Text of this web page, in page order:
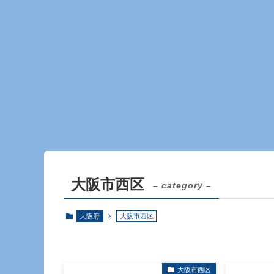
大阪市西区 – category –
大阪府 大阪市西区
大阪市西区